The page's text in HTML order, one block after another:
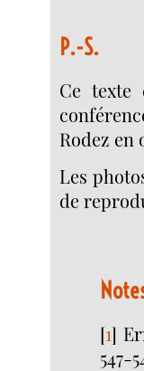
P.-S.
Ce texte
Rodez en
Les
de
[1]
547-